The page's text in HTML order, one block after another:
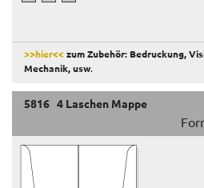
>>hier<<zum Zubehör: Bedruckung,
Mechanik, usw.
5816 4 Laschen Mappe